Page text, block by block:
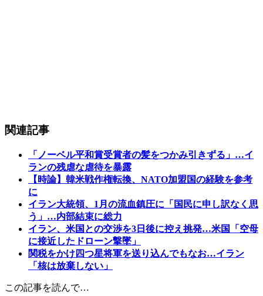
関連記事
「ノーベル平和賞受賞者の髪をつかみ引きずる」…イ
ランの残虐な虐待を暴露
【時論】韓米戦作権転換、NATO加盟国の経験を参考
に
イラン大統領、1月の流血鎮圧に「国民に申し訳なく思
う」…内部結束に総力
イラン、米国との交渉を3日後に控え挑発…米国「空母
に接近したドローン撃墜」
関税をかけ四つ星将軍を送り込んでもなお…イラン
「核は放棄しない」
この記事を読んで…